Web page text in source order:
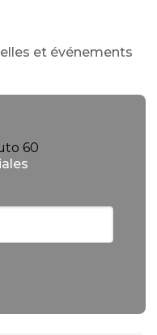
et événements